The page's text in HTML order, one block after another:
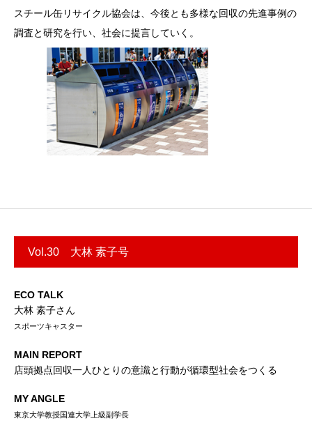
スチール缶リサイクル協会は、今後とも多様な回収の先進事例の
調査と研究を行い、社会に提言していく。
Vol.30 大林 素子号
ECO TALK
大林 素子さん
スポーツキャスター
MAIN REPORT
店頭拠点回収一人ひとりの意識と行動が循環型社会をつくる
MY ANGLE
東京大学教授国連大学上級副学長